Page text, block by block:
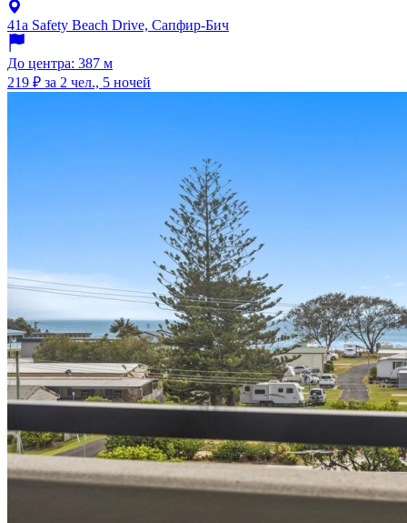
41a Safety Beach Drive, Сапфир-Бич
До центра: 387 м
219 ₽ за 2 чел., 5 ночей